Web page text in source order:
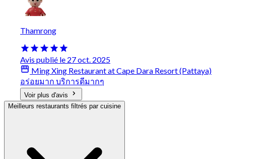
Thamrong
Avis publié le 27 oct. 2025
Ming Xing Restaurant at Cape Dara Resort (Pattaya)
อร่อยมาก บริการดีมากๆ
Voir plus d'avis
Meilleurs restaurants filtrés par cuisine